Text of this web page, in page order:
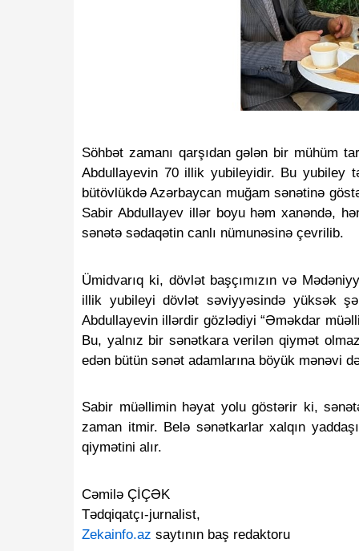
Söhbət zamanı qarşıdan gələn bir mühüm
Abdullayevin 70 illik yubileyidir. Bu yubiley
bütövlükdə Azərbaycan muğam sənətinə
Sabir Abdullayev illər boyu həm xanəndə,
sənətə sədaqətin canlı nümunəsinə çevrilib.
Ümidvarıq ki, dövlət başçımızın və
illik yubileyi dövlət səviyyəsində yüksək
Abdullayevin illərdir gözlədiyi “Əməkdar
Bu, yalnız bir sənətkara verilən qiymət
edən bütün sənət adamlarına böyük mənəvi
Sabir müəllimin həyat yolu göstərir ki,
zaman itmir. Belə sənətkarlar xalqın
qiymətini alır.
Cəmilə ÇİÇƏK
Tədqiqatçı-jurnalist,
Zekainfo.az saytının baş redaktoru